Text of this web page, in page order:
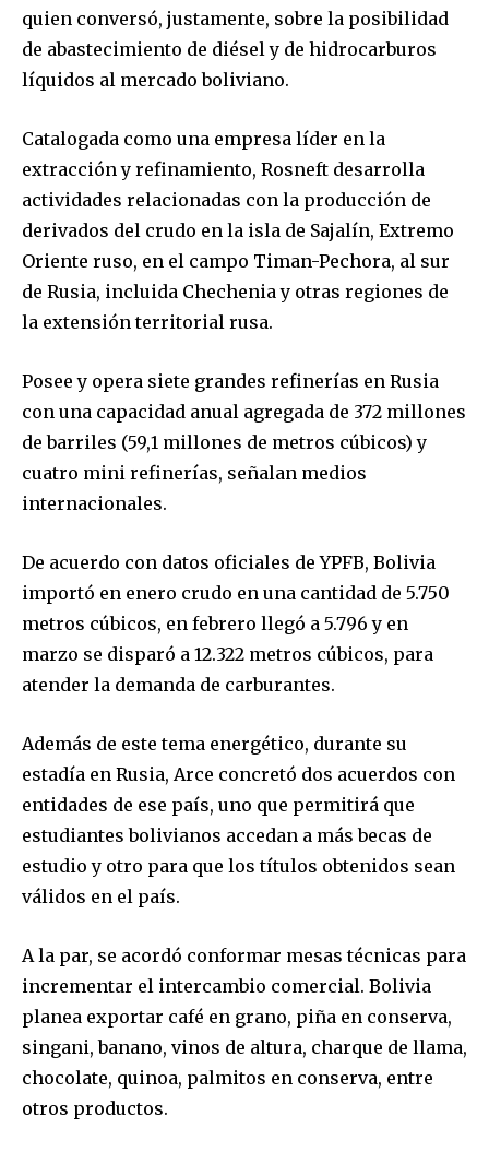
SUBSCRIBERS and be part of the
conversation.
To subscribe, simply enter your email address on our website
or click the subscribe button below. Don't worry, we respect
your privacy and won't spam your inbox. Your information is
safe with us.
SUBSCRIBE
I've read and accept thePrivacy Policy
quien conversó, justamente, sobre la posibilidad
de abastecimiento de diésel y de hidrocarburos
líquidos al mercado boliviano.
Catalogada como una empresa líder en la
extracción y refinamiento, Rosneft desarrolla
actividades relacionadas con la producción de
derivados del crudo en la isla de Sajalín, Extremo
Oriente ruso, en el campo Timan-Pechora, al sur
de Rusia, incluida Chechenia y otras regiones de
la extensión territorial rusa.
Posee y opera siete grandes refinerías en Rusia
con una capacidad anual agregada de 372 millones
de barriles (59,1 millones de metros cúbicos) y
cuatro mini refinerías, señalan medios
internacionales.
De acuerdo con datos oficiales de YPFB, Bolivia
importó en enero crudo en una cantidad de 5.750
metros cúbicos, en febrero llegó a 5.796 y en
marzo se disparó a 12.322 metros cúbicos, para
atender la demanda de carburantes.
Además de este tema energético, durante su
estadía en Rusia, Arce concretó dos acuerdos con
entidades de ese país, uno que permitirá que
estudiantes bolivianos accedan a más becas de
estudio y otro para que los títulos obtenidos sean
válidos en el país.
A la par, se acordó conformar mesas técnicas para
incrementar el intercambio comercial. Bolivia
planea exportar café en grano, piña en conserva,
singani, banano, vinos de altura, charque de llama,
chocolate, quinoa, palmitos en conserva, entre
otros productos.